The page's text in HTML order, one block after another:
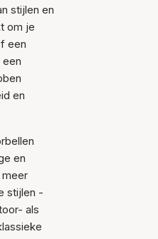
stijlen en
om je
een
en
en
stijlen -
als